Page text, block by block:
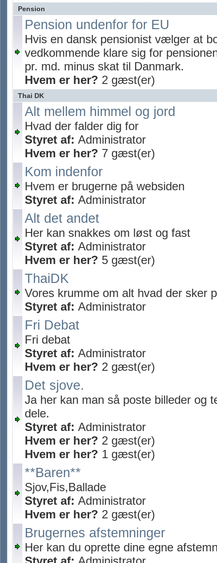
Pension
Pension undenfor for EU
Hvis en dansk pensionist vælger at
vedkommende klare sig for
pr. md. minus skat til Danmark.
Hvem er her? 2 gæst(er)
Thai DK
Alt mellem himmel og jord
Hvad der falder dig for
Styret af: Administrator
Hvem er her? 7 gæst(er)
Kom indenfor
Hvem er brugerne på websiden
Styret af: Administrator
Alt det andet
Her kan snakkes om løst og fast
Styret af: Administrator
Hvem er her? 5 gæst(er)
ThaiDK
Vores krumme om alt hvad der sker
Styret af: Administrator
Fri Debat
Fri debat
Styret af: Administrator
Hvem er her? 2 gæst(er)
Det sjove.
Ja her kan man så poste billeder og
dele.
Styret af: Administrator
Hvem er her? 2 gæst(er)
Hvem er her? 1 gæst(er)
**Baren**
Sjov,Fis,Ballade
Styret af: Administrator
Hvem er her? 2 gæst(er)
Brugernes afstemninger
Her kan du oprette dine egne